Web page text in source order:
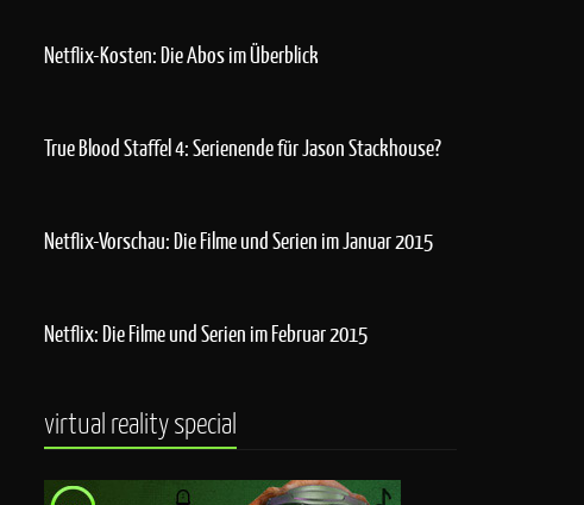
Netflix-Kosten: Die Abos im Überblick
True Blood Staffel 4: Serienende für Jason Stackhouse?
Netflix-Vorschau: Die Filme und Serien im Januar 2015
Netflix: Die Filme und Serien im Februar 2015
virtual reality special